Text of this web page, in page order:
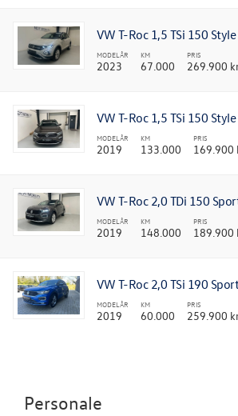
VW T-Roc 1,5 TSi 150 Style
MODELÅR
2023
KM
67.000
PRIS
269.900
VW T-Roc 1,5 TSi 150 Style
MODELÅR
2019
KM
133.000
PRIS
169.900
VW T-Roc 2,0 TDi 150
MODELÅR
2019
KM
148.000
PRIS
189.900
VW T-Roc 2,0 TSi 190
MODELÅR
2019
KM
60.000
PRIS
259.900
Personale